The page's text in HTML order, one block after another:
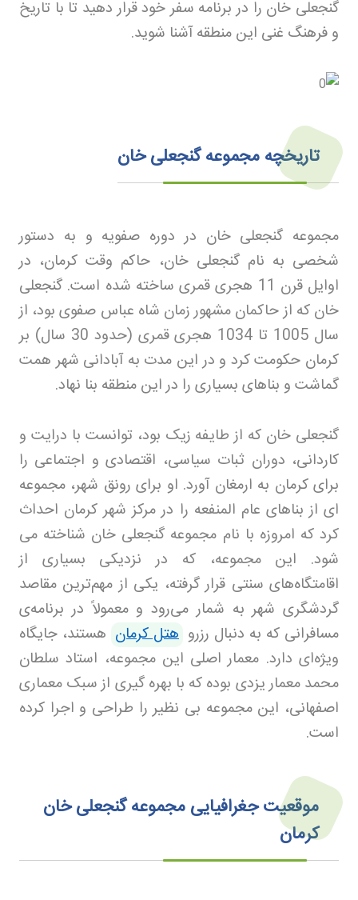
گنجعلی خان را در برنامه سفر خود قرار دهید تا با تاریخ
و فرهنگ غنی این منطقه آشنا شوید.
تاریخچه مجموعه گنجعلی خان
مجموعه گنجعلی خان در دوره صفویه و به دستور
شخصی به نام گنجعلی خان، حاکم وقت کرمان، در
اوایل قرن 11 هجری قمری ساخته شده است. گنجعلی
خان که از حاکمان مشهور زمان شاه عباس صفوی بود، از
سال 1005 تا 1034 هجری قمری (حدود 30 سال) بر
کرمان حکومت کرد و در این مدت به آبادانی شهر همت
گماشت و بناهای بسیاری را در این منطقه بنا نهاد.
گنجعلی خان که از طایفه زیک بود، توانست با درایت و
کاردانی، دوران ثبات سیاسی، اقتصادی و اجتماعی را
برای کرمان به ارمغان آورد. او برای رونق شهر، مجموعه
ای از بناهای عام المنفعه را در مرکز شهر کرمان احداث
کرد که امروزه با نام مجموعه گنجعلی خان شناخته می
شود. این مجموعه، که در نزدیکی بسیاری از
اقامتگاه‌های سنتی قرار گرفته، یکی از مهم‌ترین مقاصد
گردشگری شهر به شمار می‌رود و معمولاً در برنامه‌ی
مسافرانی که به دنبال رزرو هتل کرمان هستند، جایگاه
ویژه‌ای دارد. معمار اصلی این مجموعه، استاد سلطان
محمد معمار یزدی بوده که با بهره گیری از سبک معماری
اصفهانی، این مجموعه بی نظیر را طراحی و اجرا کرده
است.
موقعیت جغرافیایی مجموعه گنجعلی خان
کرمان